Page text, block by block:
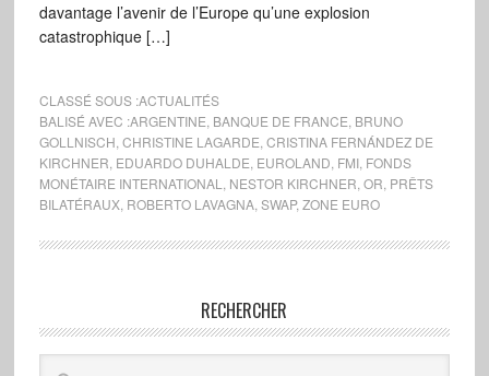
davantage l’avenir de l’Europe qu’une explosion
catastrophique […]
CLASSÉ SOUS :ACTUALITÉS
BALISÉ AVEC :ARGENTINE BANQUE DE FRANCE BRUNO
GOLLNISCH CHRISTINE LAGARDE CRISTINA FERNÁNDEZ DE
KIRCHNER EDUARDO DUHALDE EUROLAND FMI, FONDS
MONÉTAIRE INTERNATIONAL
NESTOR KIRCHNER OR PRÊTS
BILATÉRAUX, ROBERTO LAVAGNA, SWAP, ZONE EURO
RECHERCHER